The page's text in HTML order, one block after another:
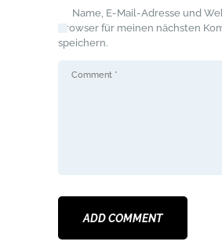
Name, E-Mail-Adresse und
Browser für meinen nächsten
speichern.